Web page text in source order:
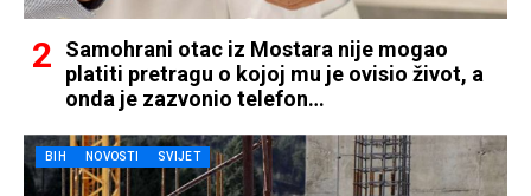
Samohrani otac iz Mostara nije mogao
platiti pretragu o kojoj mu je ovisio život, a
onda je zazvonio telefon…
BIH NOVOSTI SVIJET